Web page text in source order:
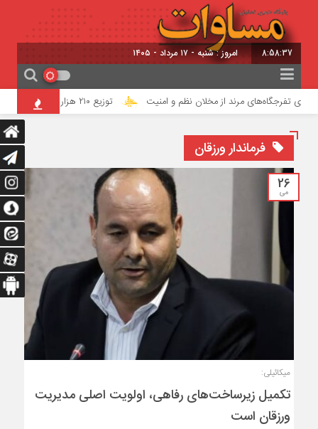
8:58:38 برابر با : 24 - صفر - 1448
تفرجگاه‌های مرند از مخلان نظم و امنیت توزیع ۲۱۰ هزار و ۶۸۳ تن آسفالت در ۷۲۰ محله و معبر تبریز از ابتدای سال جاری
فرماندار ورزقان
26
می
میکائیلی:
تکمیل زیرساخت‌های رفاهی، اولویت اصلی مدیریت
ورزقان است